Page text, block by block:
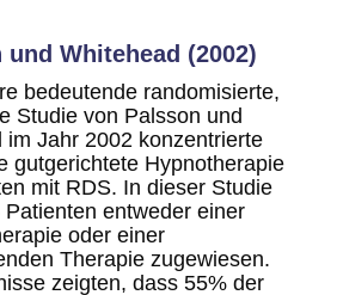
und Whitehead (2002)
bedeutende randomisierte,
Studie von Palsson und
im Jahr 2002 konzentrierte
gutgerichtete Hypnotherapie
mit RDS. In dieser Studie
entweder einer
oder einer
Therapie zugewiesen.
zeigten, dass 55% der